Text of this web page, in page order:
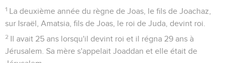
1 La deuxième année du règne de Joas, le fils de Joachaz,
sur Israël, Amatsia, fils de Joas, le roi de Juda, devint roi.
2 Il avait 25 ans lorsqu'il devint roi et il régna 29 ans à
Jérusalem. Sa mère s'appelait Joaddan et elle était de